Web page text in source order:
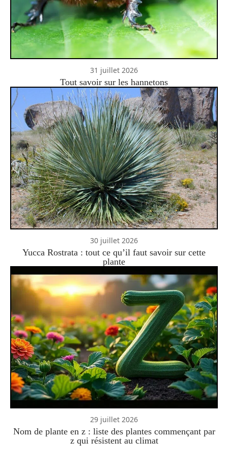
31 juillet 2026
Tout savoir sur les hannetons
30 juillet 2026
Yucca Rostrata : tout ce qu’il faut savoir sur cette
plante
29 juillet 2026
Nom de plante en z : liste des plantes commençant par
z qui résistent au climat